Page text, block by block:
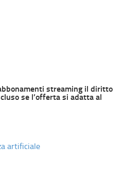
streaming il diritto
se l’offerta si adatta al